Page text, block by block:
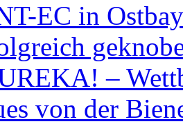
EC in
–
von der